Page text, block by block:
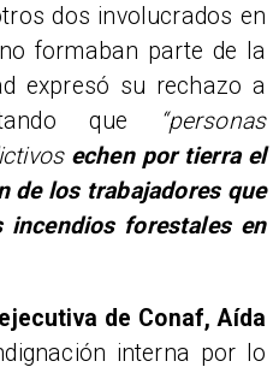
dos involucrados en
formaban parte de la
expresó su rechazo a
que
“personas
echen por tierra el
de los trabajadores que
forestales en
de Conaf, Aída
interna por lo